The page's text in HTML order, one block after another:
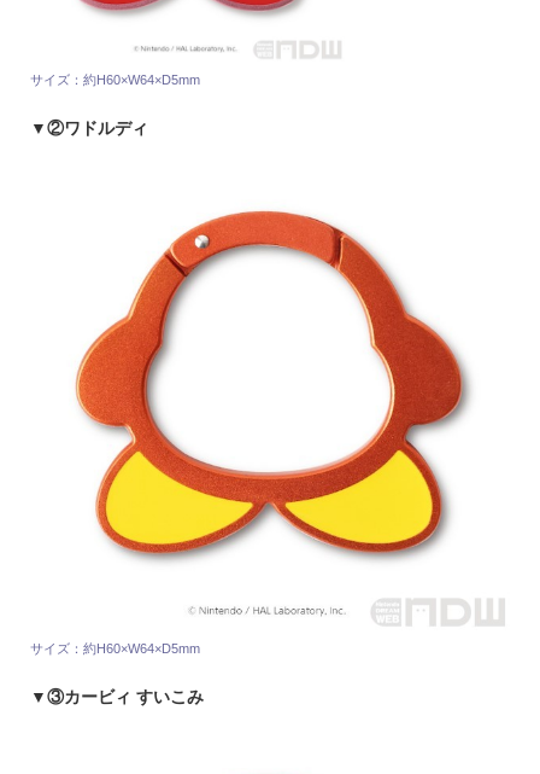
サイズ：約H60×W64×D5mm
▼②ワドルディ
サイズ：約H60×W64×D5mm
▼③カービィ すいこみ